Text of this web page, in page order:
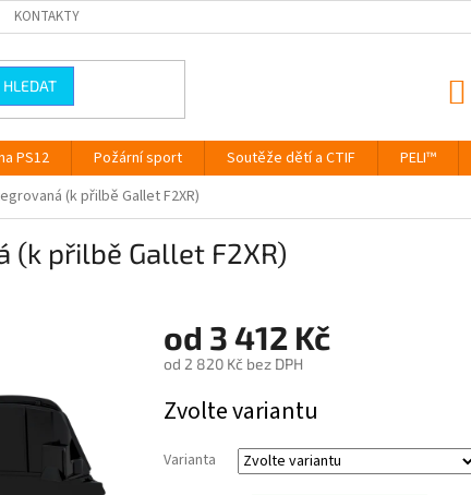
KONTAKTY
HLEDAT
PS12 Požární sport Soutěže dětí a CTIF PELI™
(k přilbě Gallet F2XR)
(k přilbě Gallet F2XR)
od 3 412 Kč
od 2 820 Kčbez DPH
cena:
Zvolte variantu
Varianta